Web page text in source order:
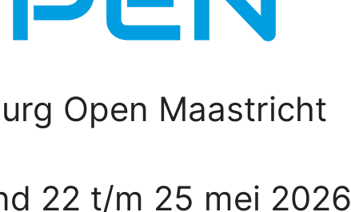
Open Maastricht
22 t/m 25 mei 2026